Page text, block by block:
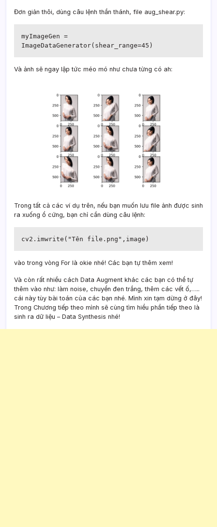
Đơn giản thôi, dùng câu lệnh thần thánh, file aug_shear.py:
myImageGen =
ImageDataGenerator(shear_range=45)
Và ảnh sẽ ngay lập tức méo mó như chưa từng có ah:
Trong tất cả các ví dụ trên, nếu bạn muốn lưu file ảnh được sinh
ra xuống ổ cứng, bạn chỉ cần dùng câu lệnh:
cv2.imwrite("Tên file.png",image)
vào trong vòng For là okie nhé! Các bạn tự thêm xem!
Và còn rất nhiều cách Data Augment khác các bạn có thể tự
thêm vào như: làm noise, chuyển đen trắng, thêm các vết ố,…..
cái này tùy bài toán của các bạn nhé. Mình xin tạm dừng ở đây!
Trong Chương tiếp theo mình sẽ cùng tìm hiểu phần tiếp theo là
sinh ra dữ liệu – Data Synthesis nhé!